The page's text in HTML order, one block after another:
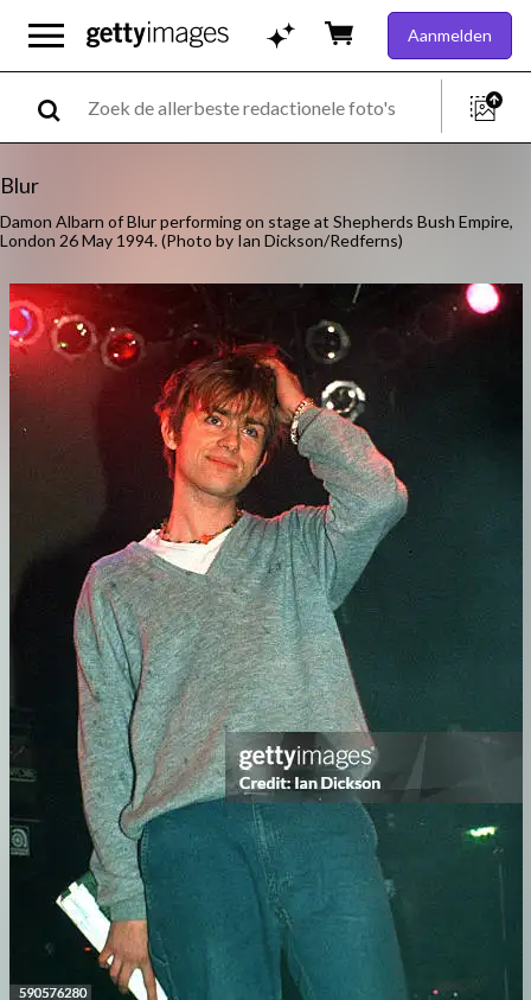
Aanmelden
Blur
Damon Albarn of Blur performing on stage at Shepherds Bush Empire,
London 26 May 1994. (Photo by Ian Dickson/Redferns)